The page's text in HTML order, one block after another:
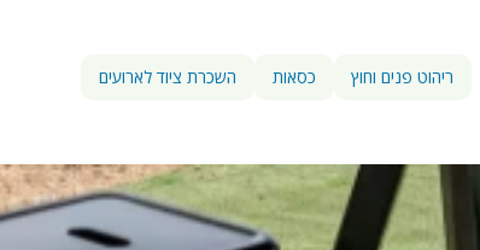
השכרת ציוד לארועים כסאות ריהוט פנים וחוץ